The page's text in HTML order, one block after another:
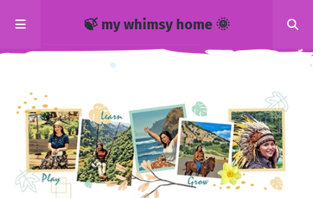
🍃 my whimsy home 🌞